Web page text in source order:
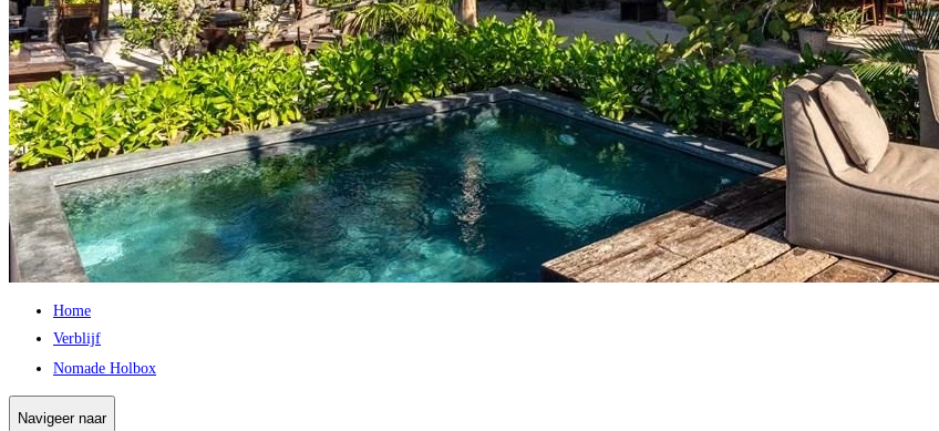
Home
Verblijf
Nomade Holbox
Navigeer naar